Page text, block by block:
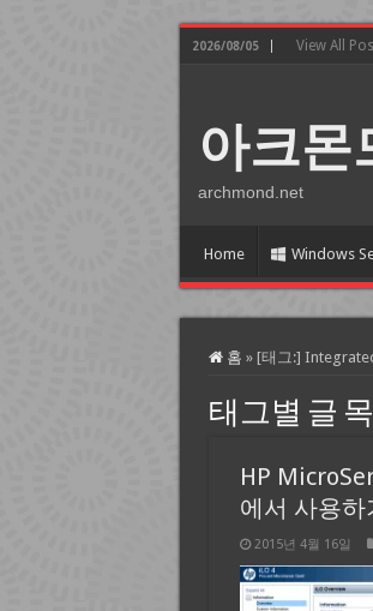
2026/08/05 View All
아크몬
archmond.net
Home Windows
홈 » [태그:]
태그별 글
HP
에서 사용하
2015년 4월 16일